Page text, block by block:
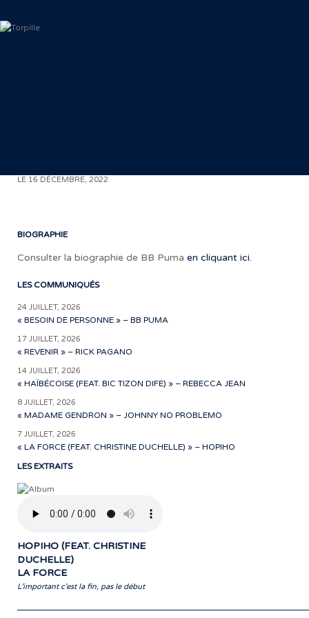
LE 16 DÉCEMBRE, 2022
BIOGRAPHIE
Consulter la biographie de BB Puma en cliquant ici.
LES COMMUNIQUÉS
24 JUILLET, 2026
« BESOIN DE PERSONNE » – BB PUMA
17 JUILLET, 2026
« REVENIR » – RICK PAGANO
14 JUILLET, 2026
« HAÏBÉCOISE (FEAT. BIC TIZON DIFE) » – REBECCA JEAN
8 JUILLET, 2026
« MADAME GENDRON » – JOHNNY NO PROBLEMO
7 JUILLET, 2026
« LA FORCE (FEAT. CHRISTINE DUCHELLE) » – HOPIHO
LES EXTRAITS
HOPIHO (FEAT. CHRISTINE
DUCHELLE)
LA FORCE
L'important c'est la fin, pas le début